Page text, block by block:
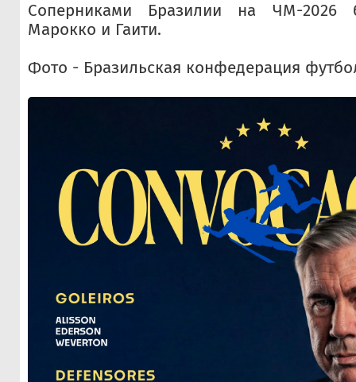
Соперниками Бразилии на ЧМ-2026
Марокко и Гаити.
Фото - Бразильская конфедерация